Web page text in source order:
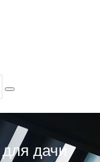
дачи